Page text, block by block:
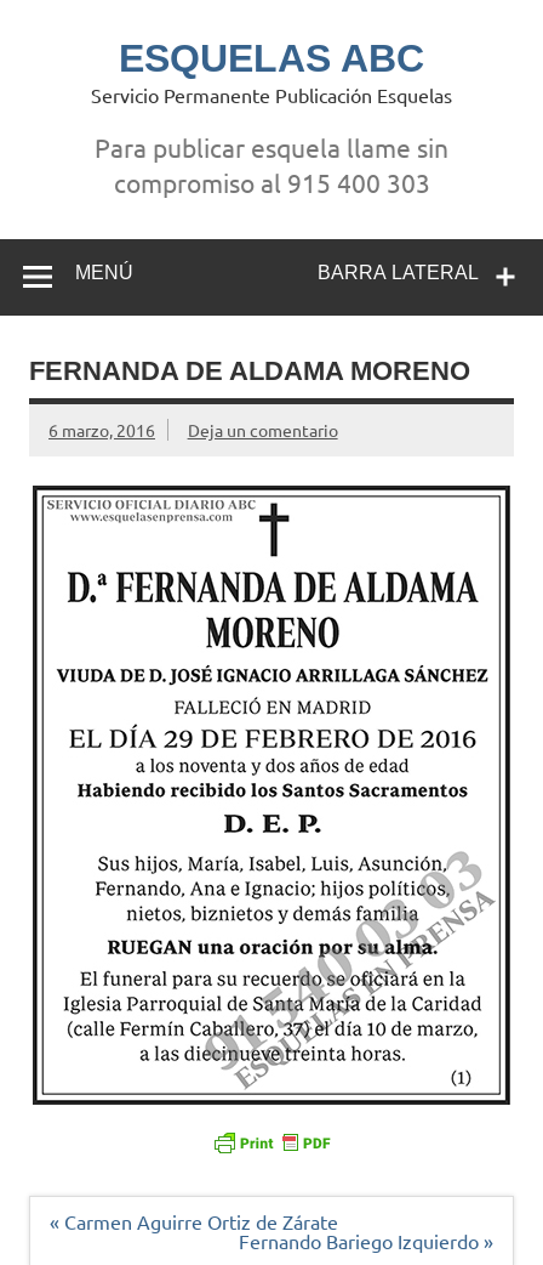
ESQUELAS ABC
Servicio Permanente Publicación Esquelas
Para publicar esquela llame sin
compromiso al 915 400 303
BARRA LATERAL
MENÚ
FERNANDA DE ALDAMA MORENO
6 marzo, 2016 Deja un comentario
Navegación
« Carmen Aguirre Ortiz de Zárate
Fernando Bariego Izquierdo »